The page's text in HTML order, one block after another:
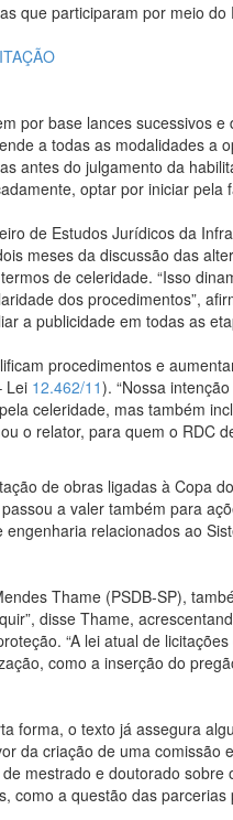
que participaram por meio do
por base lances sucessivos
a todas as modalidades a
antes do julgamento da
optar por iniciar pela
de Estudos Jurídicos da
meses da discussão das
de celeridade. “Isso
dos procedimentos”,
a publicidade em todas as
procedimentos e
Lei 12.462/11). “Nossa
celeridade, mas também
o relator, para quem o RDC
de obras ligadas à Copa
a valer também para
relacionados ao
Thame (PSDB-SP),
disse Thame,
“A lei atual de
como a inserção do
forma, o texto já assegura
da criação de uma comissão
mestrado e doutorado
como a questão das parcerias